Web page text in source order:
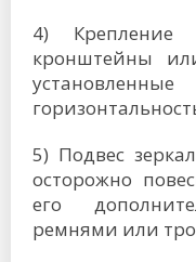
4) Крепление
кронштейны
5) Подвес
осторожно
его
ремнями или